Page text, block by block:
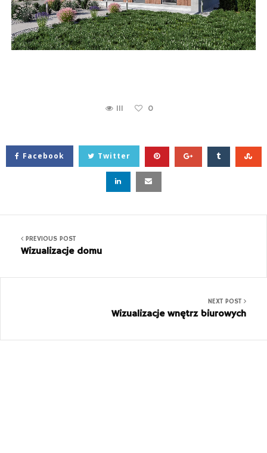
111 0
Facebook Twitter
PREVIOUS POST
Wizualizacje domu
NEXT POST
Wizualizacje wnętrz biurowych